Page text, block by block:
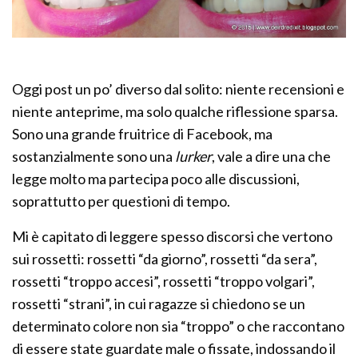
Oggi post un po’ diverso dal solito: niente recensioni e
niente anteprime, ma solo qualche riflessione sparsa.
Sono una grande fruitrice di Facebook, ma
sostanzialmente sono una lurker, vale a dire una che
legge molto ma partecipa poco alle discussioni,
soprattutto per questioni di tempo.
Mi è capitato di leggere spesso discorsi che vertono
sui rossetti: rossetti “da giorno”, rossetti “da sera”,
rossetti “troppo accesi”, rossetti “troppo volgari”,
rossetti “strani”, in cui ragazze si chiedono se un
determinato colore non sia “troppo” o che raccontano
di essere state guardate male o fissate, indossando il